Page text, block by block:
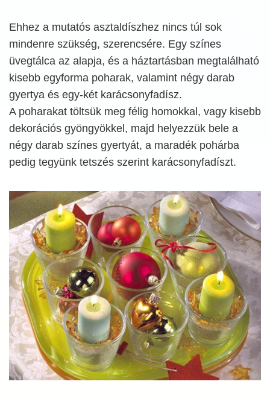
Ehhez a mutatós asztaldíszhez nincs túl sok
mindenre szükség, szerencsére. Egy színes
üvegtálca az alapja, és a háztartásban megtalálható
kisebb egyforma poharak, valamint négy darab
gyertya és egy-két karácsonyfadísz.
A poharakat töltsük meg félig homokkal, vagy kisebb
dekorációs gyöngyökkel, majd helyezzük bele a
négy darab színes gyertyát, a maradék pohárba
pedig tegyünk tetszés szerint karácsonyfadíszt.